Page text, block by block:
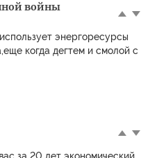
войны
энергоресурсы
когда дегтем и смолой с